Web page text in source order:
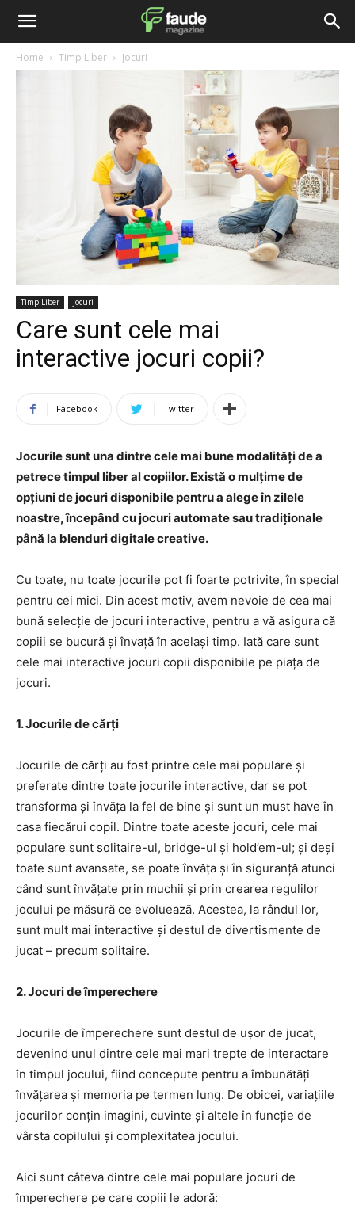
Home Timp Liber Jocuri
Timp Liber Jocuri
Care sunt cele mai
interactive jocuri copii?
Facebook Twitter
Jocurile sunt una dintre cele mai bune modalități de a
petrece timpul liber al copiilor. Există o mulțime de
opțiuni de jocuri disponibile pentru a alege în zilele
noastre, începând cu jocuri automate sau tradiționale
până la blenduri digitale creative.
Cu toate, nu toate jocurile pot fi foarte potrivite, în special
pentru cei mici. Din acest motiv, avem nevoie de cea mai
bună selecție de jocuri interactive, pentru a vă asigura că
copiii se bucură și învață în același timp. Iată care sunt
cele mai interactive jocuri copii disponibile pe piața de
jocuri.
1. Jocurile de cărți
Jocurile de cărți au fost printre cele mai populare și
preferate dintre toate jocurile interactive, dar se pot
transforma și învăța la fel de bine și sunt un must have în
casa fiecărui copil. Dintre toate aceste jocuri, cele mai
populare sunt solitaire-ul, bridge-ul și hold’em-ul; și deși
toate sunt avansate, se poate învăța și în siguranță atunci
când sunt învățate prin muchii și prin crearea regulilor
jocului pe măsură ce evoluează. Acestea, la rândul lor,
sunt mult mai interactive și destul de divertismente de
jucat – precum solitaire.
2. Jocuri de împerechere
Jocurile de împerechere sunt destul de ușor de jucat,
devenind unul dintre cele mai mari trepte de interactare
în timpul jocului, fiind concepute pentru a îmbunătăți
învățarea și memoria pe termen lung. De obicei, variațiile
jocurilor conțin imagini, cuvinte și altele în funcție de
vârsta copilului și complexitatea jocului.
Aici sunt câteva dintre cele mai populare jocuri de
împerechere pe care copiii le adoră: